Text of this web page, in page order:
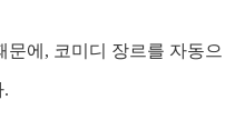
에, 코미디 장르를 자동으
.